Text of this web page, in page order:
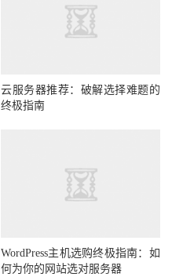
云服务器推荐：破解选择难题的
终极指南
WordPress主机选购终极指南：如
何为你的网站选对服务器